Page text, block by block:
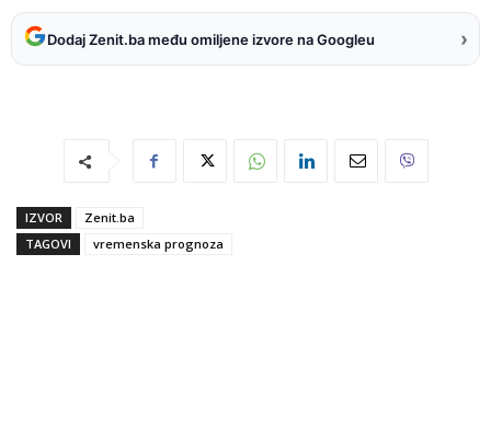
Dodaj Zenit.ba među omiljene izvore na Googleu ›
IZVOR
Zenit.ba
TAGOVI
vremenska prognoza